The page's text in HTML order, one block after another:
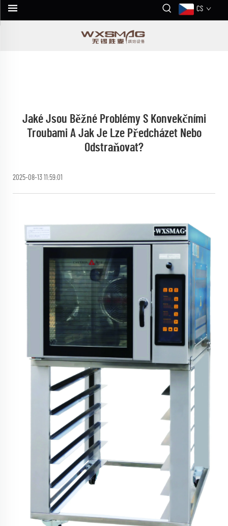
CS
Jaké Jsou Běžné Problémy S Konvekčními
Troubami A Jak Je Lze Předcházet Nebo
Odstraňovat?
2025-08-13 11:59:01